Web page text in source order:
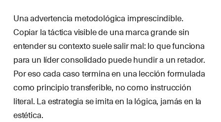
Una advertencia metodológica imprescindible.
Copiar la táctica visible de una marca grande sin
entender su contexto suele salir mal: lo que funciona
para un líder consolidado puede hundir a un retador.
Por eso cada caso termina en una lección formulada
como principio transferible, no como instrucción
literal. La estrategia se imita en la lógica, jamás en la
estética.